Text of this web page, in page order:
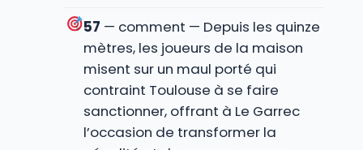
57 — comment — Depuis les quinze
mètres, les joueurs de la maison
misent sur un maul porté qui
contraint Toulouse à se faire
sanctionner, offrant à Le Garrec
l’occasion de transformer la